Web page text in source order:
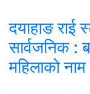
दयाहाङ राई
सार्वजनिक :
महिलाको नाम